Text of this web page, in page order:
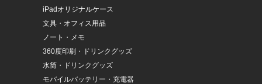
iPadオリジナルケース
文具・オフィス用品
ノート・メモ
360度印刷・ドリンクグッズ
水筒・ドリンクグッズ
モバイルバッテリー・充電器